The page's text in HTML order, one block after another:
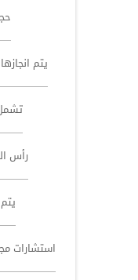
يتم انجازها في 12 يوم
رأس
يتم
استشارات